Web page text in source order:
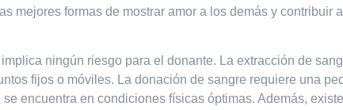
mejores formas de mostrar amor a los demás y contribuir
ningún riesgo para el donante. La extracción de
fijos o móviles. La donación de sangre requiere una
encuentra en condiciones físicas óptimas. Además,